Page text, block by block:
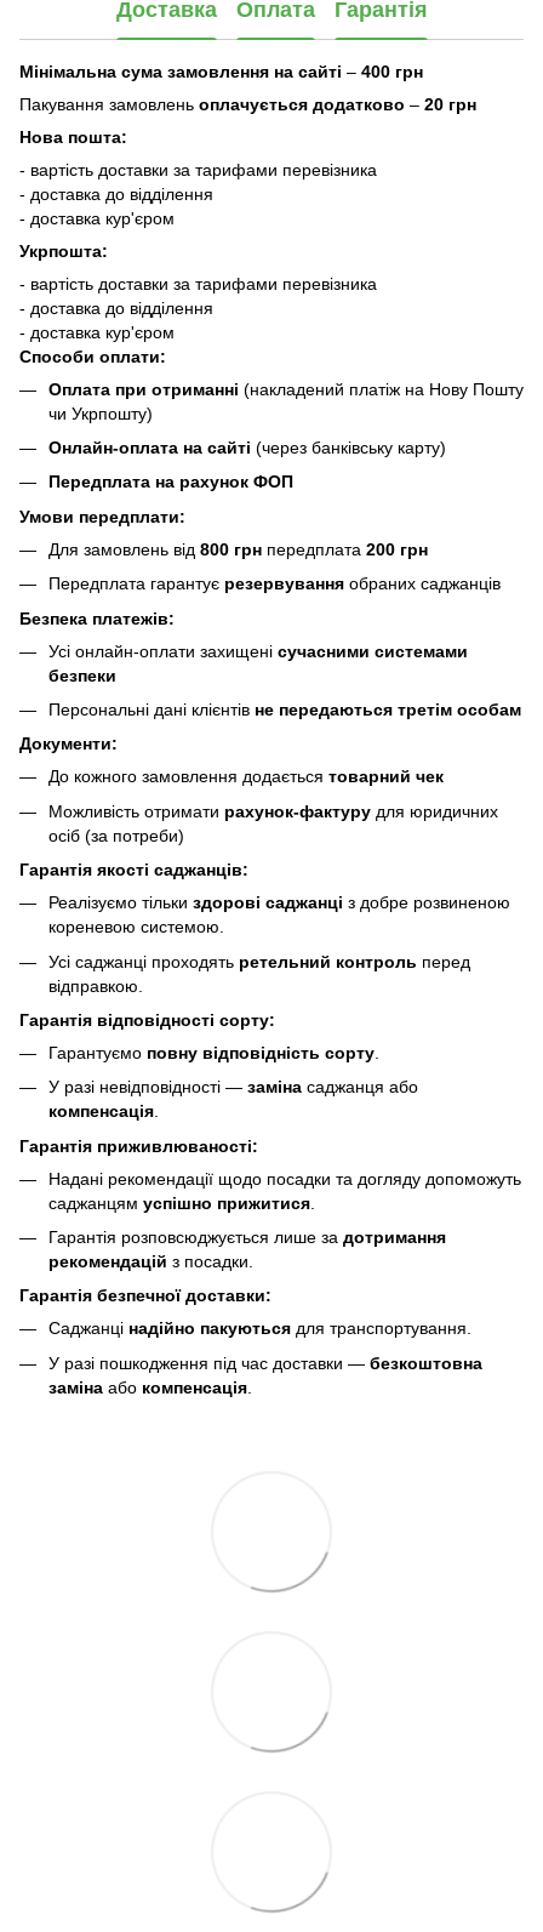
Доставка Оплата Гарантія
Мінімальна сума замовлення на сайті – 400 грн
Пакування замовлень оплачується додатково – 20 грн
Нова пошта:
- вартість доставки за тарифами перевізника
- доставка до відділення
- доставка кур'єром
Укрпошта:
- вартість доставки за тарифами перевізника
- доставка до відділення
- доставка кур'єром
Способи оплати:
Оплата при отриманні (накладений платіж на Нову Пошту
чи Укрпошту)
Онлайн-оплата на сайті (через банківську карту)
Передплата на рахунок ФОП
Умови передплати:
Для замовлень від 800 грн передплата 200 грн
Передплата гарантує резервування обраних саджанців
Безпека платежів:
Усі онлайн-оплати захищені сучасними системами
безпеки
Персональні дані клієнтів не передаються третім особам
Документи:
До кожного замовлення додається товарний чек
Можливість отримати рахунок-фактуру для юридичних
осіб (за потреби)
Гарантія якості саджанців:
Реалізуємо тільки здорові саджанці з добре розвиненою
кореневою системою.
Усі саджанці проходять ретельний контроль перед
відправкою.
Гарантія відповідності сорту:
Гарантуємо повну відповідність сорту
У разі невідповідності — заміна саджанця або
компенсація.
Гарантія приживлюваності:
Надані рекомендації щодо посадки та догляду допоможуть
саджанцям успішно прижитися
Гарантія розповсюджується лише за дотримання
рекомендацій з посадки.
Гарантія безпечної доставки:
Саджанці надійно пакуються для транспортування.
У разі пошкодження під час доставки — безкоштовна
заміна або компенсація